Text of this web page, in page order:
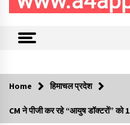
रूपी भावा वन्यजीव
हिमालयन “सीरो”
Home हिमाचल प्रदेश
CM ने पीजी कर रहे “आयुष डॉक्टरों” को